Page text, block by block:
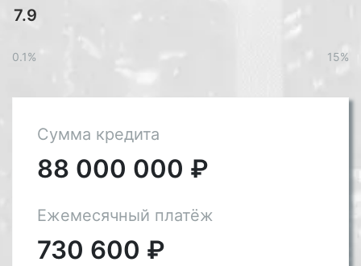
0.1% 15%
Сумма кредита
88 000 000 ₽
Ежемесячный платёж
730 600 ₽